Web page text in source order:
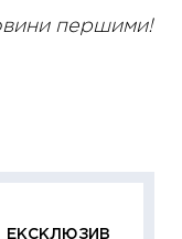
першими!
ЕКСКЛЮЗИВ